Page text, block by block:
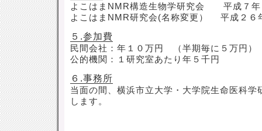
よこはまNMR構造生物学研究会 平成７年
よこはまNMR研究会(名称変更） 平成２６
５.参加費
民間会社：年１０万円 （半期毎に５万円）
公的機関：１研究室あたり年５千円
６.事務所
当面の間、横浜市立大学・大学院生命医科学
します。